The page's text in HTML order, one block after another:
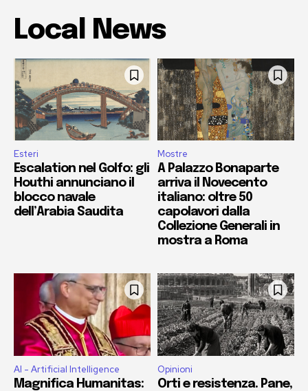
Local News
Esteri
Escalation nel Golfo: gli
Houthi annunciano il
blocco navale
dell’Arabia Saudita
Mostre
A Palazzo Bonaparte
arriva il Novecento
italiano: oltre 50
capolavori dalla
Collezione Generali in
mostra a Roma
AI - Artificial Intelligence
Magnifica Humanitas:
Opinioni
Orti e resistenza. Pane,